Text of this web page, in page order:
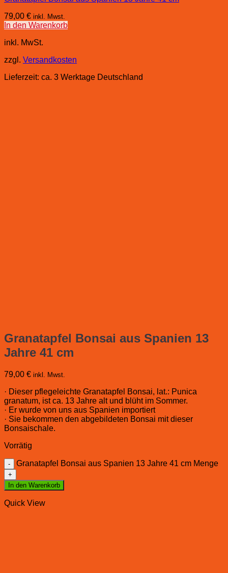
79,00 € inkl. Mwst.
In den Warenkorb
inkl. MwSt.
zzgl. Versandkosten
Lieferzeit: ca. 3 Werktage Deutschland
Granatapfel Bonsai aus Spanien 13
Jahre 41 cm
79,00 € inkl. Mwst.
· Dieser pflegeleichte Granatapfel Bonsai, lat.: Punica
granatum, ist ca. 13 Jahre alt und blüht im Sommer.
· Er wurde von uns aus Spanien importiert
· Sie bekommen den abgebildeten Bonsai mit dieser
Bonsaischale.
Vorrätig
Granatapfel Bonsai aus Spanien 13 Jahre 41 cm Menge
In den Warenkorb
Quick View